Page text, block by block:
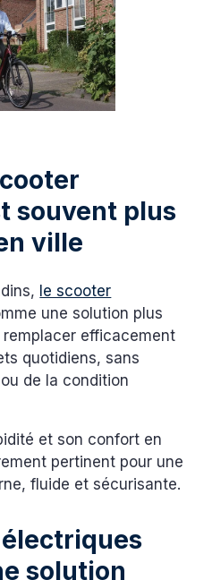
souvent plus
ville
le scooter
une solution plus
efficacement
quotidiens, sans
de la condition
et son confort en
pertinent pour une
fluide et sécurisante.
solution